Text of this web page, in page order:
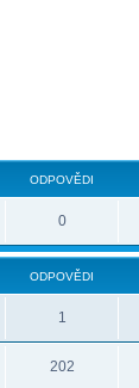
ODPOVĚDI
0
ODPOVĚDI
1
202